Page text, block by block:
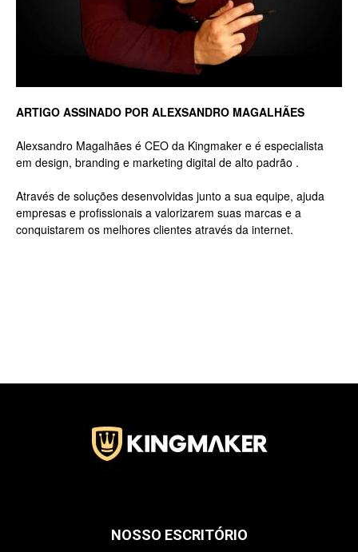
Rua
Haddock
ARTIGO ASSINADO POR ALEXSANDRO MAGALHÃES
Alexsandro Magalhães é CEO da Kingmaker e é especialista
em design, branding e marketing digital de alto padrão .
Através de soluções desenvolvidas junto a sua equipe, ajuda
empresas e profissionais a valorizarem suas marcas e a
conquistarem os melhores clientes através da internet.
NOSSO ESCRITÓRIO